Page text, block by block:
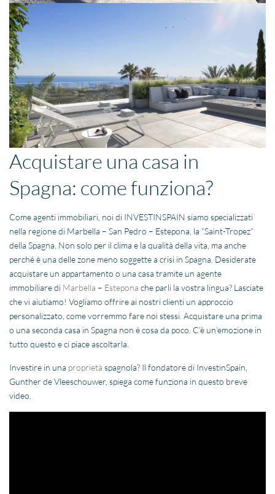
Acquistare una casa in
Spagna: come funziona?
Come agenti immobiliari, noi di INVESTINSPAIN siamo specializzati
nella regione di Marbella – San Pedro – Estepona, la “Saint-Tropez”
della Spagna. Non solo per il clima e la qualità della vita, ma anche
perché è una delle zone meno soggette a crisi in Spagna. Desiderate
acquistare un appartamento o una casa tramite un agente
immobiliare di Marbella – Estepona che parli la vostra lingua? Lasciate
che vi aiutiamo! Vogliamo offrire ai nostri clienti un approccio
personalizzato, come vorremmo fare noi stessi. Acquistare una prima
o una seconda casa in Spagna non è cosa da poco. C’è un’emozione in
tutto questo e ci piace ascoltarla.
Investire in una proprietà spagnola? Il fondatore di InvestinSpain,
Gunther de Vleeschouwer, spiega come funziona in questo breve
video.